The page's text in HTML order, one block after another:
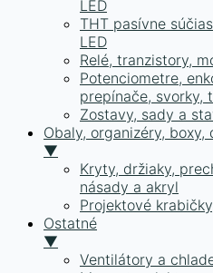
LED
THT pasívne
LED
Relé, tranzistory,
Potenciometre,
prepínače, svorky,
Zostavy, sady a
Obaly, organizéry,
▼
Kryty, držiaky,
násady a akryl
Projektové
Ostatné
▼
Ventilátory a